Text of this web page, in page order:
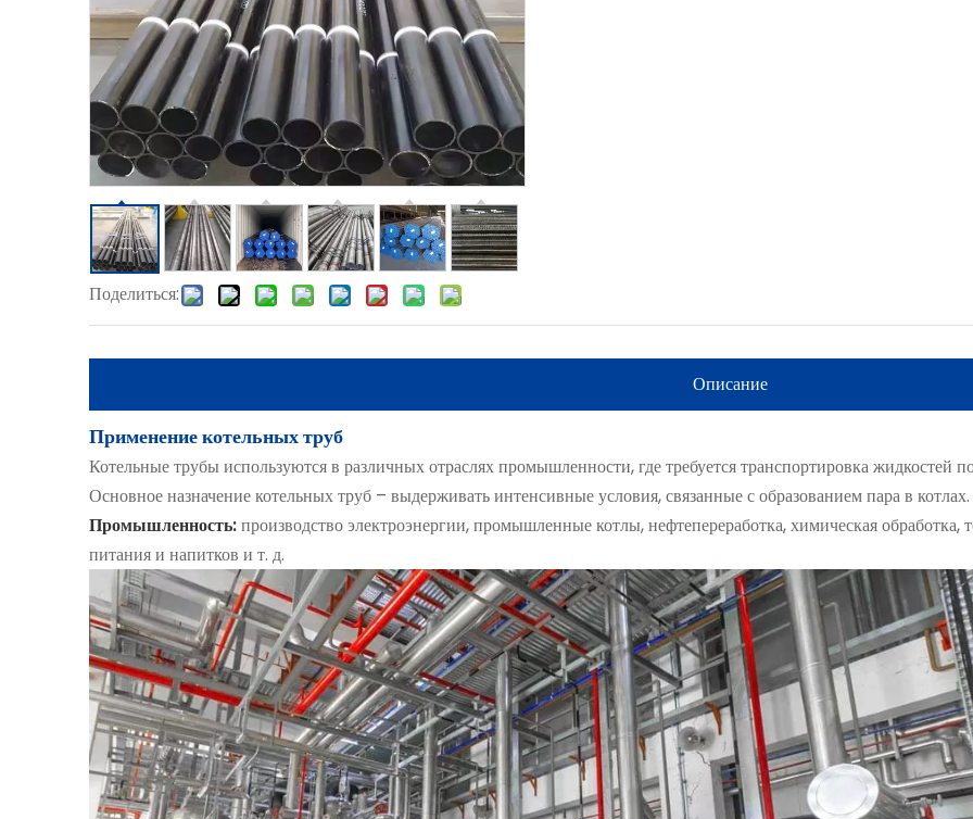
Поделиться:
Описание
Применение котельных труб
Котельные трубы используются в различных отраслях промышленности, где требуется транспортировка жидкостей
Основное назначение котельных труб – выдерживать интенсивные условия, связанные с образованием пара в котлах.
Промышленность:производство электроэнергии, промышленные котлы, нефтепереработка, химическая
питания и напитков и т. д.